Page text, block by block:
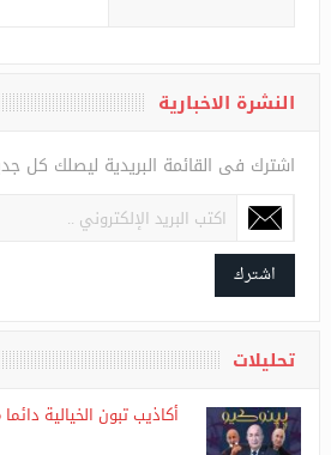
النشرة الاخبارية
اشترك فى القائمة البريدية ليصلك كل جديد
تحليلات